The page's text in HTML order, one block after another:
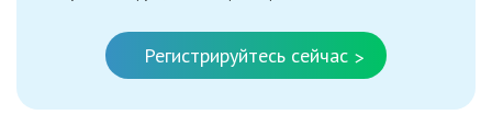
Регистрируйтесь сейчас >